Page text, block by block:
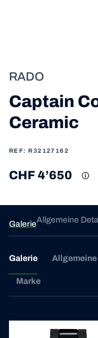
RADO
Captain
Ceramic
REF: R32127162
CHF 4’650
GalerieAllgemeine
Galerie
Marke